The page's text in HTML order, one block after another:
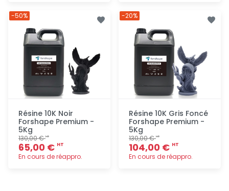
Résine 10K Noir
Forshape Premium -
5Kg
130,00 €HT
65,00 € HT
En cours de réappro.
-50%
Résine 10K Gris Foncé
Forshape Premium -
5Kg
130,00 €HT
104,00 € HT
En cours de réappro.
-20%